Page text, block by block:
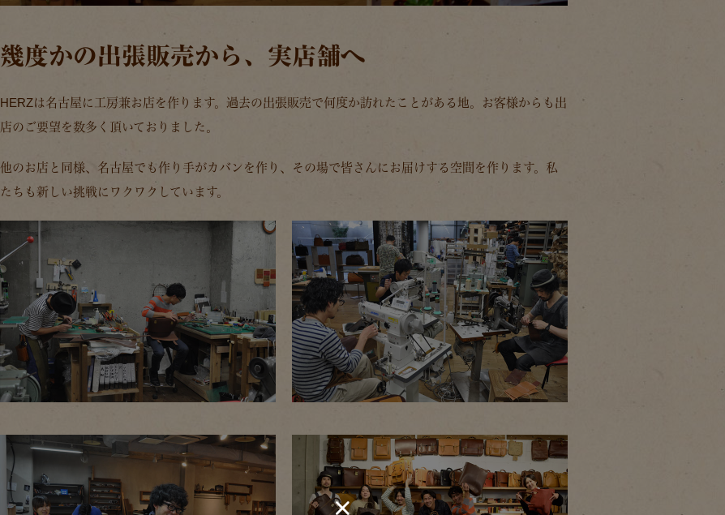
幾度かの出張販売から、実店舗へ
HERZは名古屋に工房兼お店を作ります。過去の出張販売で何度か訪れたことがある地。お客様からも出
店のご要望を数多く頂いておりました。
他のお店と同様、名古屋でも作り手がカバンを作り、その場で皆さんにお届けする空間を作ります。私
たちも新しい挑戦にワクワクしています。